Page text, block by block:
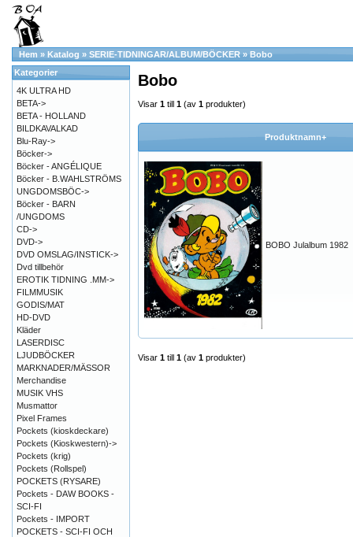
Hem » Katalog » SERIE-TIDNINGAR/ALBUM/BÖCKER » Bobo
Bobo
Visar 1 till 1 (av 1 produkter)
Produktnamn+
BOBO Julalbum 1982
Visar 1 till 1 (av 1 produkter)
Kategorier
4K ULTRA HD
BETA->
BETA - HOLLAND
BILDKAVALKAD
Blu-Ray->
Böcker->
Böcker - ANGÉLIQUE
Böcker - B.WAHLSTRÖMS
UNGDOMSBÖC->
Böcker - BARN
/UNGDOMS
CD->
DVD->
DVD OMSLAG/INSTICK->
Dvd tillbehör
EROTIK TIDNING .MM->
FILMMUSIK
GODIS/MAT
HD-DVD
Kläder
LASERDISC
LJUDBÖCKER
MARKNADER/MÄSSOR
Merchandise
MUSIK VHS
Musmattor
Pixel Frames
Pockets (kioskdeckare)
Pockets (Kioskwestern)->
Pockets (krig)
Pockets (Rollspel)
POCKETS (RYSARE)
Pockets - DAW BOOKS -
SCI-FI
Pockets - IMPORT
POCKETS - SCI-FI OCH